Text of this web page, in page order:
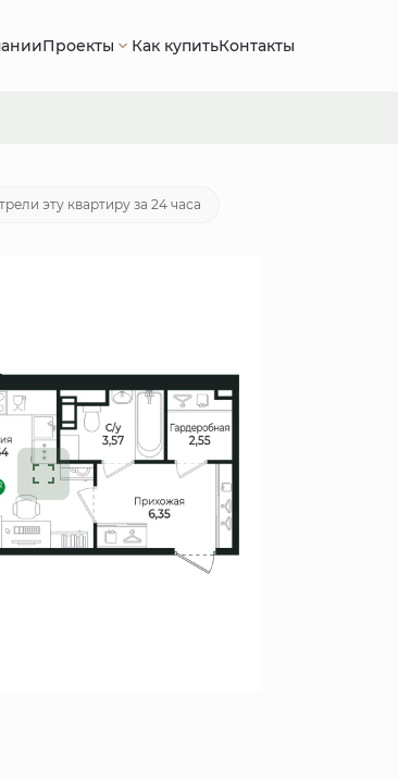
Проекты Как купитьКонтакты
Ипотекаот 17 355 руб./мес.
эту квартиру за 24 часа